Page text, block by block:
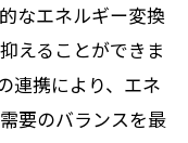
なエネルギー変換
えることができま
連携により、エネ
要のバランスを最